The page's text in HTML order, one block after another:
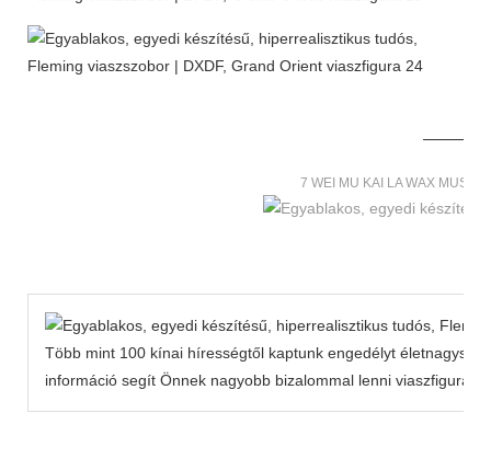
7 WEI MU KAI LA WAX
Több mint 100 kínai hírességtől kaptunk engedélyt
információ segít Önnek nagyobb bizalommal lenni